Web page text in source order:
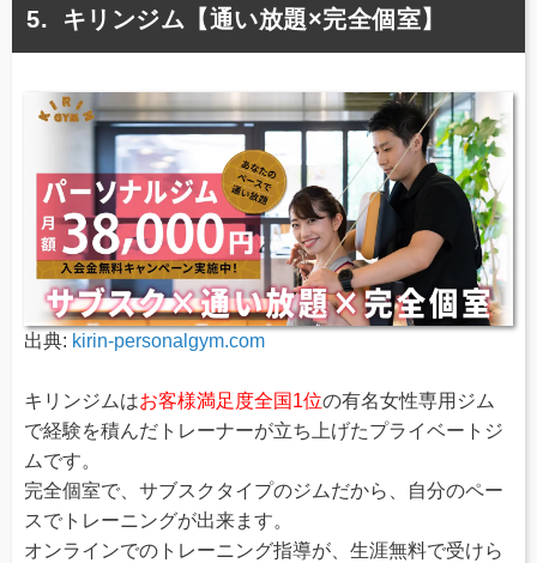
キリンジム【通い放題×完全個室】
出典: kirin-personalgym.com
キリンジムはお客様満足度全国1位の有名女性専用ジム
で経験を積んだトレーナーが立ち上げたプライベートジ
ムです。
完全個室で、サブスクタイプのジムだから、自分のペー
スでトレーニングが出来ます。
オンラインでのトレーニング指導が、生涯無料で受けら